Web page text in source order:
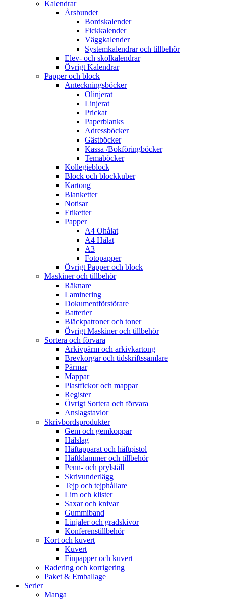
Kalendrar
Årsbundet
Bordskalender
Fickkalender
Väggkalender
Systemkalendrar och tillbehör
Elev- och skolkalendrar
Övrigt Kalendrar
Papper och block
Anteckningsböcker
Olinjerat
Linjerat
Prickat
Paperblanks
Adressböcker
Gästböcker
Kassa /Bokföringböcker
Temaböcker
Kollegieblock
Block och blockkuber
Kartong
Blanketter
Notisar
Etiketter
Papper
A4 Ohålat
A4 Hålat
A3
Fotopapper
Övrigt Papper och block
Maskiner och tillbehör
Räknare
Laminering
Dokumentförstörare
Batterier
Bläckpatroner och toner
Övrigt Maskiner och tillbehör
Sortera och förvara
Arkivpärm och arkivkartong
Brevkorgar och tidskriftssamlare
Pärmar
Mappar
Plastfickor och mappar
Register
Övrigt Sortera och förvara
Anslagstavlor
Skrivbordsprodukter
Gem och gemkoppar
Hålslag
Häftapparat och häftpistol
Häftklammer och tillbehör
Penn- och prylställ
Skrivunderlägg
Tejp och tejphållare
Lim och klister
Saxar och knivar
Gummiband
Linjaler och gradskivor
Konferenstillbehör
Kort och kuvert
Kuvert
Finpapper och kuvert
Radering och korrigering
Paket & Emballage
Serier
Manga